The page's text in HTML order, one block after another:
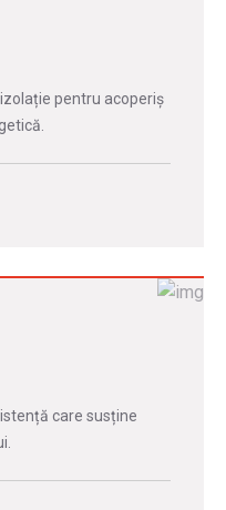
pentru acoperiș
care susține